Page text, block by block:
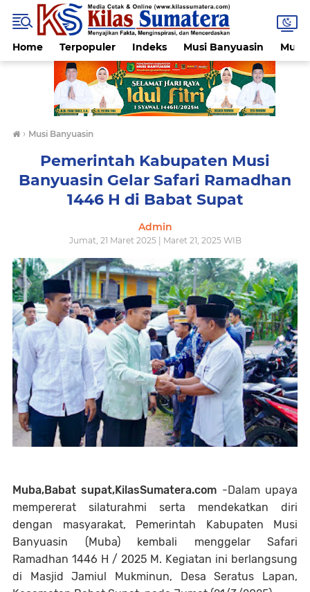
Home Terpopuler Indeks Musi Banyuasin Muba
› Musi Banyuasin
Pemerintah Kabupaten Musi
Banyuasin Gelar Safari Ramadhan
1446 H di Babat Supat
Admin
Jumat, 21 Maret 2025 | Maret 21, 2025 WIB
Muba,Babat supat,KilasSumatera.com -Dalam upaya
mempererat silaturahmi serta mendekatkan diri
dengan masyarakat, Pemerintah Kabupaten Musi
Banyuasin (Muba) kembali menggelar Safari
Ramadhan 1446 H / 2025 M. Kegiatan ini berlangsung
di Masjid Jamiul Mukminun, Desa Seratus Lapan,